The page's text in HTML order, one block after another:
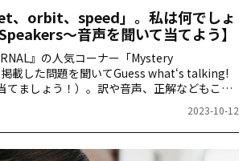
、orbit、speed」。私は何でしょ
～音声を聞いて当てよう】
』の人気コーナー「Mystery
載した問題を聞いてGuess what‘s talking!
てましょう！）。訳や音声、正解などもこち
2023-10-12